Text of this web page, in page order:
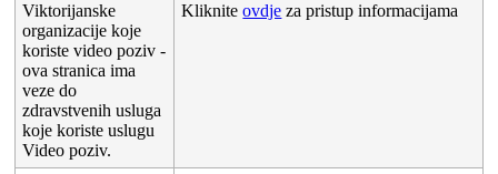
Viktorijanske
organizacije koje
koriste video poziv -
ova stranica ima
veze do
zdravstvenih usluga
koje koriste uslugu
Video poziv.
Kliknite ovdje za pristup informacijama